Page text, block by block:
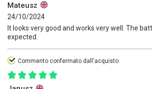
Mateusz
24/10/2024
It looks very good and works very well. The
expected.
Commento confermato dall'acquisto